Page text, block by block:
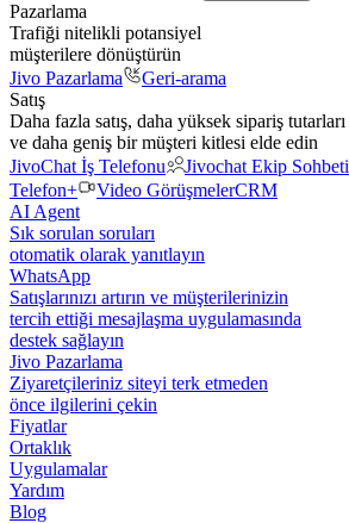
Pazarlama
Trafiği nitelikli potansiyel
müşterilere dönüştürün
Jivo Pazarlama
Geri-arama
Satış
Daha fazla satış, daha yüksek sipariş tutarları
ve daha geniş bir müşteri kitlesi elde edin
JivoChat İş Telefonu
Jivochat Ekip Sohbeti
Telefon+
Video GörüşmelerCRM
AI Agent
Sık sorulan soruları
otomatik olarak yanıtlayın
WhatsApp
Satışlarınızı artırın ve müşterilerinizin
tercih ettiği mesajlaşma uygulamasında
destek sağlayın
Jivo Pazarlama
Ziyaretçileriniz siteyi terk etmeden
önce ilgilerini çekin
Fiyatlar
Ortaklık
Uygulamalar
Yardım
Blog